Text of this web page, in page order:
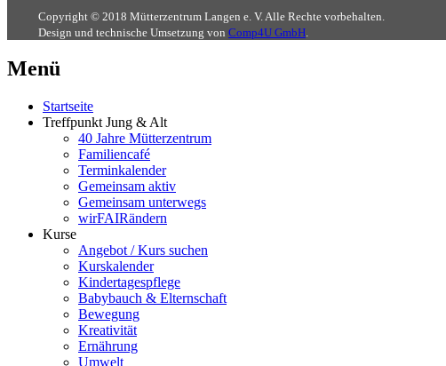
Copyright © 2018 Mütterzentrum Langen e. V. Alle Rechte vorbehalten.
Design und technische Umsetzung von Comp4U GmbH
Menü
Startseite
Treffpunkt Jung & Alt
40 Jahre Mütterzentrum
Familiencafé
Terminkalender
Gemeinsam aktiv
Gemeinsam unterwegs
wirFAIRändern
Kurse
Angebot / Kurs suchen
Kurskalender
Kindertagespflege
Babybauch & Elternschaft
Bewegung
Kreativität
Ernährung
Umwelt